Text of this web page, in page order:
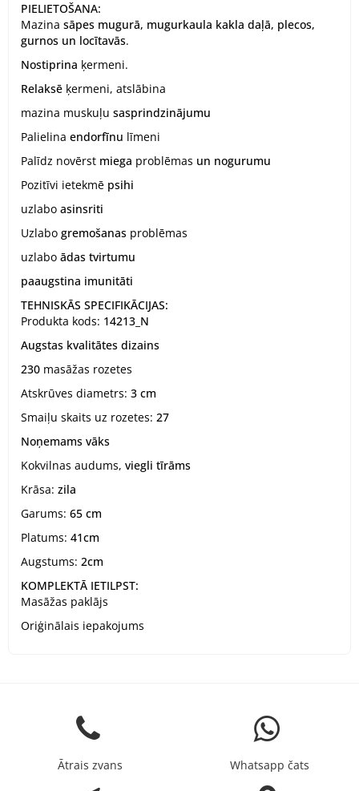
PIELIETOŠANA:
Mazina sāpes mugurā, mugurkaula kakla daļā, plecos,
gurnos un locītavās.
Nostiprina ķermeni.
Relaksē ķermeni, atslābina
mazina muskuļu sasprindzinājumu
Palielina endorfīnu līmeni
Palīdz novērst miega problēmas un nogurumu
Pozitīvi ietekmē psihi
uzlabo asinsriti
Uzlabo gremošanas problēmas
uzlabo ādas tvirtumu
paaugstina imunitāti
TEHNISKĀS SPECIFIKĀCIJAS:
Produkta kods: 14213_N
Augstas kvalitātes dizains
230 masāžas rozetes
Atskrūves diametrs: 3 cm
Smaiļu skaits uz rozetes: 27
Noņemams vāks
Kokvilnas audums, viegli tīrāms
Krāsa: zila
Garums: 65 cm
Platums: 41cm
Augstums: 2cm
KOMPLEKTĀ IETILPST:
Masāžas paklājs
Oriģinālais iepakojums
Ātrais zvans Whatsapp čats